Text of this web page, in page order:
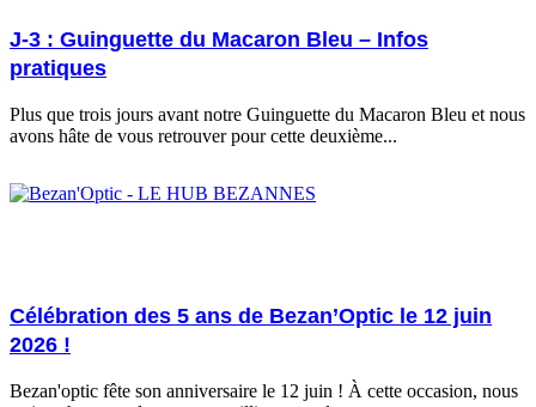
J-3 : Guinguette du Macaron Bleu – Infos
pratiques
Plus que trois jours avant notre Guinguette du Macaron Bleu et nous
avons hâte de vous retrouver pour cette deuxième...
Célébration des 5 ans de Bezan’Optic le 12 juin
2026 !
Bezan'optic fête son anniversaire le 12 juin ! À cette occasion, nous